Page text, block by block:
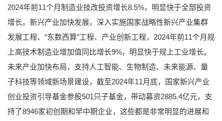
2024年前11个月制造业技改投资增长8.5%，明显快于全部投资
增长。新兴产业加快发展，深入实施国家战略性新兴产业集群
发展工程、“东数西算”工程、产业创新工程，2024年前11个月规
上高技术制造业增加值同比增长9%，明显快于规上工业增长。
未来产业加快布局，支持人工智能、生物制造、未来能源、量
子科技等领域新场景建设，截至2024年11月底，国家新兴产业
创业投资引导基金参股501只子基金，带动募资2885.4亿元，支
持了8946家初创期和早中期企业，这些都是非常明显的进展和